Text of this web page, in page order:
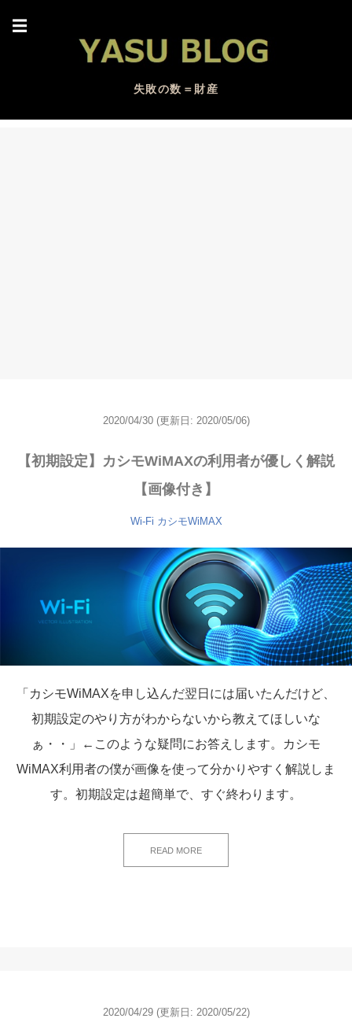
☰
失敗の数＝財産
2020/04/30 (更新日: 2020/05/06)
【初期設定】カシモWiMAXの利用者が優しく解説
【画像付き】
Wi-Fi カシモWiMAX
「カシモWiMAXを申し込んだ翌日には届いたんだけど、
初期設定のやり方がわからないから教えてほしいな
ぁ・・」←このような疑問にお答えします。カシモ
WiMAX利用者の僕が画像を使って分かりやすく解説しま
す。初期設定は超簡単で、すぐ終わります。
READ MORE
2020/04/29 (更新日: 2020/05/22)